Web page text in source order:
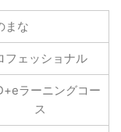
まな
フェッショナル
ラーニングコー
ス